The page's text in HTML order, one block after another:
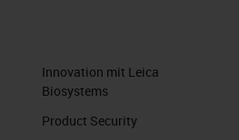
Innovation mit Leica
Biosystems
Product Security